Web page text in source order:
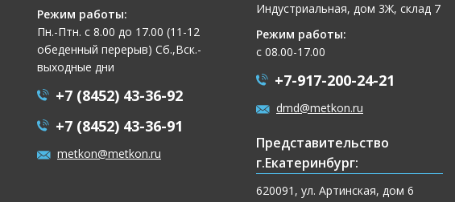
Режим работы:
Пн.-Птн. с 8.00 до 17.00 (11-12
обеденный перерыв) Сб.,Вск.-
выходные дни
+7 (8452) 43-36-92
+7 (8452) 43-36-91
metkon@metkon.ru
Индустриальная, дом 3Ж, склад 7
Режим работы:
с 08.00-17.00
+7-917-200-24-21
dmd@metkon.ru
Представительство
г.Екатеринбург:
620091, ул. Артинская, дом 6